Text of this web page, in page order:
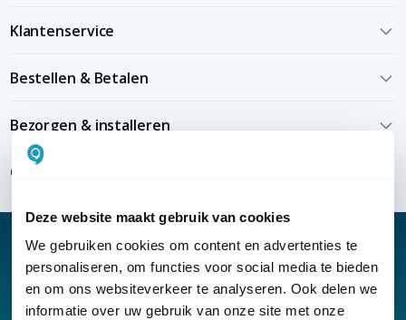
Deze website maakt gebruik van cookies
We gebruiken cookies om content en advertenties te
personaliseren, om functies voor social media te bieden
en om ons websiteverkeer te analyseren. Ook delen we
informatie over uw gebruik van onze site met onze
Klantenservice
Bestellen & Betalen
Bezorgen & installeren
Over KommaGo
Nieuwsbrief